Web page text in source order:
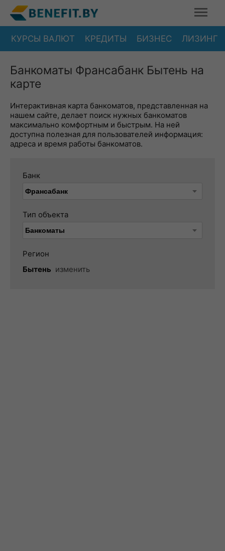
КУРСЫ ВАЛЮТ КРЕДИТЫ БИЗНЕС ЛИЗИНГ
Банкоматы Франсабанк Бытень на
карте
Интерактивная карта банкоматов, представленная на
нашем сайте, делает поиск нужных банкоматов
максимально комфортным и быстрым. На ней
доступна полезная для пользователей информация:
адреса и время работы банкоматов.
Банк
Тип объекта
Регион
Бытень изменить